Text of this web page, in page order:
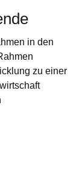
in den
zu einer